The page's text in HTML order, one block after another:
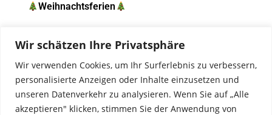
Wir schätzen Ihre Privatsphäre
Wir verwenden Cookies, um Ihr Surferlebnis zu verbessern,
personalisierte Anzeigen oder Inhalte einzusetzen und
unseren Datenverkehr zu analysieren. Wenn Sie auf „Alle
akzeptieren" klicken, stimmen Sie der Anwendung von
Weihnachtsferien
einen guten Rutsch ins neue Jahr 2026!
Das Büro ist ab dem 19.12.2025 (FR) bis
einschließlich 06.01.2026 (DI) geschlossen. Der
Unterricht am Freitag findet wie gewohnt statt.